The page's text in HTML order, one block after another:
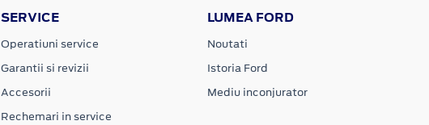
SERVICE
Operatiuni service
Garantii si revizii
Accesorii
Rechemari in service
LUMEA FORD
Noutati
Istoria Ford
Mediu inconjurator